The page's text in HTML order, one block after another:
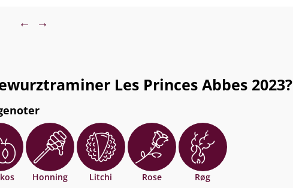
← →
Les Princes Abbes 2023?
Honning Litchi Rose Røg